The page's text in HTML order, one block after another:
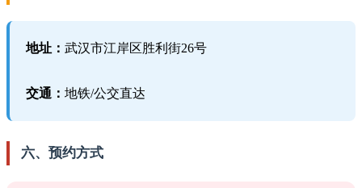
地址： 武汉市江岸区胜利街26号
交通： 地铁/公交直达
六、预约方式